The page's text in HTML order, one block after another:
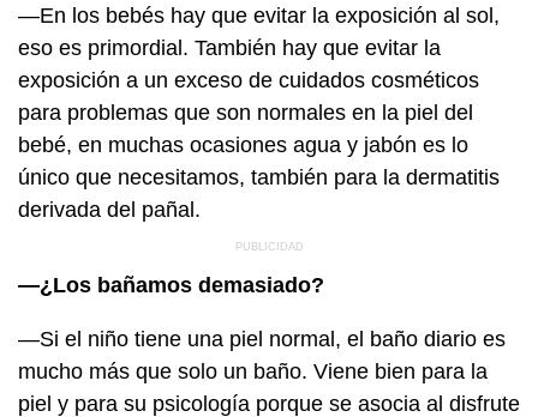
—En los bebés hay que evitar la exposición al sol,
eso es primordial. También hay que evitar la
exposición a un exceso de cuidados cosméticos
para problemas que son normales en la piel del
bebé, en muchas ocasiones agua y jabón es lo
único que necesitamos, también para la dermatitis
derivada del pañal.
—¿Los bañamos demasiado?
—Si el niño tiene una piel normal, el baño diario es
mucho más que solo un baño. Viene bien para la
piel y para su psicología porque se asocia al disfrute